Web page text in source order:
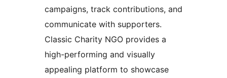
campaigns, track contributions, and
communicate with supporters.
Classic Charity NGO provides a
high-performing and visually
appealing platform to showcase